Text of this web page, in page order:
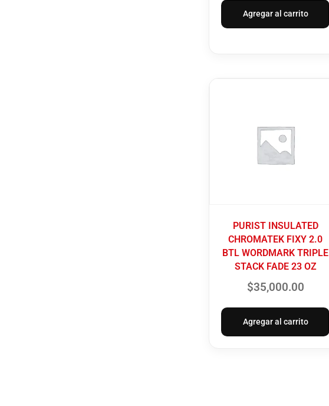
Agregar al carrito
PURIST INSULATED
CHROMATEK FIXY 2.0
BTL WORDMARK TRIPLE
STACK FADE 23 OZ
$35,000.00
Agregar al carrito